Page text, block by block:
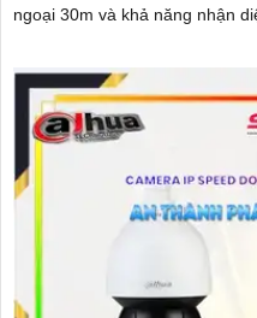
ngoại 30m và khả năng nhận